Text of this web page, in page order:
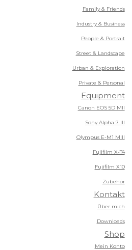
Family & Friends
Industry & Business
People & Portrait
Street & Landscape
Urban & Exploration
Private & Personal
Equipment
Canon EOS 5D MII
Sony Alpha 7 III
Olympus E-M1 MIII
Fujifilm X-T4
Fujifilm X10
Zubehör
Kontakt
Über mich
Downloads
Shop
Mein Konto